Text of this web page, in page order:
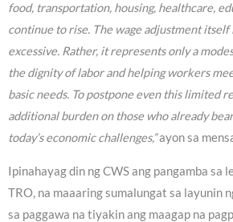
food, transportation, housing, healthcare,
continue to rise. The wage adjustment
excessive. Rather, it represents only a
the dignity of labor and helping workers
basic needs. To postpone even this limited
additional burden on those who already
today’s economic challenges,”ayon sa
Ipinahayag din ng CWS ang pangamba sa
TRO, na maaaring sumalungat sa layunin
sa paggawa na tiyakin ang maagap na